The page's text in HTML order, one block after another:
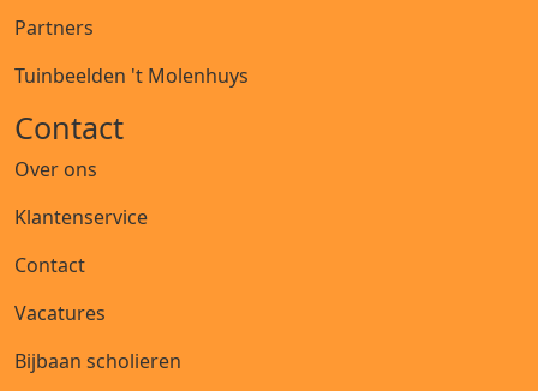
Partners
Tuinbeelden 't Molenhuys
Contact
Over ons
Klantenservice
Contact
Vacatures
Bijbaan scholieren